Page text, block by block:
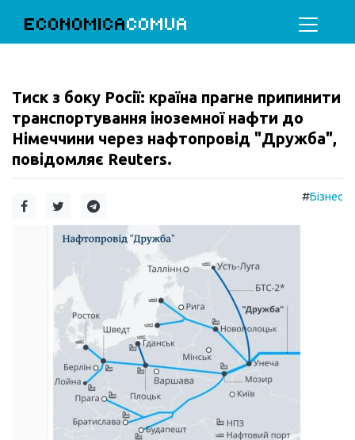
ECONOMICACOMUA
Тиск з боку Росії: країна прагне припинити
транспортування іноземної нафти до
Німеччини через нафтопровід "Дружба",
повідомляє Reuters.
#Бізнес